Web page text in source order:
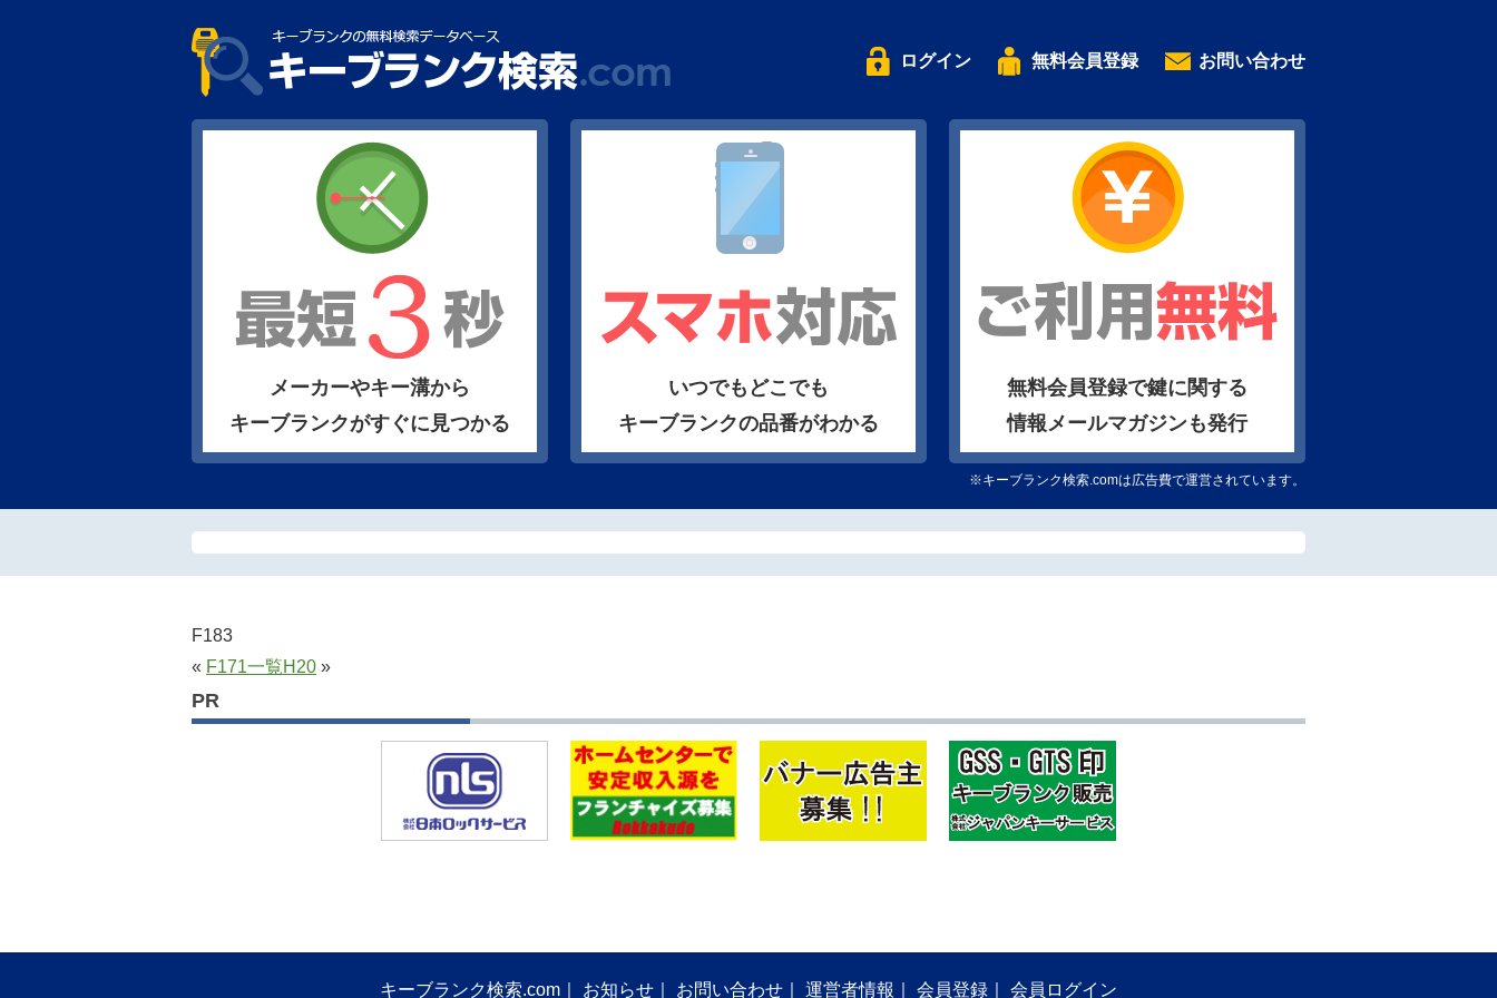
ログイン 無料会員登録 お問い合わせ
メーカーやキー溝から
キーブランクがすぐに見つかる
いつでもどこでも
キーブランクの品番がわかる
無料会員登録で鍵に関する
情報メールマガジンも発行
※キーブランク検索.comは広告費で運営されています。
F183
« F171一覧H20 »
PR
キーブランク検索.com お知らせ お問い合わせ 運営者情報 会員登録 会員ログイン